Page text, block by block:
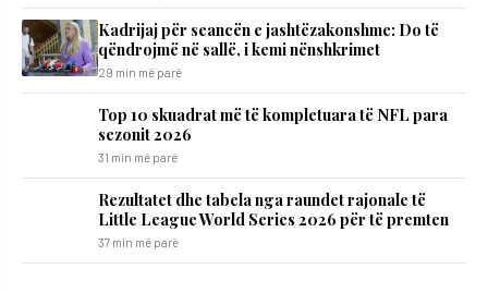
Kadrijaj për seancën e jashtëzakonshme: Do të
qëndrojmë në sallë, i kemi nënshkrimet
29 min më parë
Top 10 skuadrat më të kompletuara të NFL para
sezonit 2026
31 min më parë
Rezultatet dhe tabela nga raundet rajonale të
Little League World Series 2026 për të premten
37 min më parë